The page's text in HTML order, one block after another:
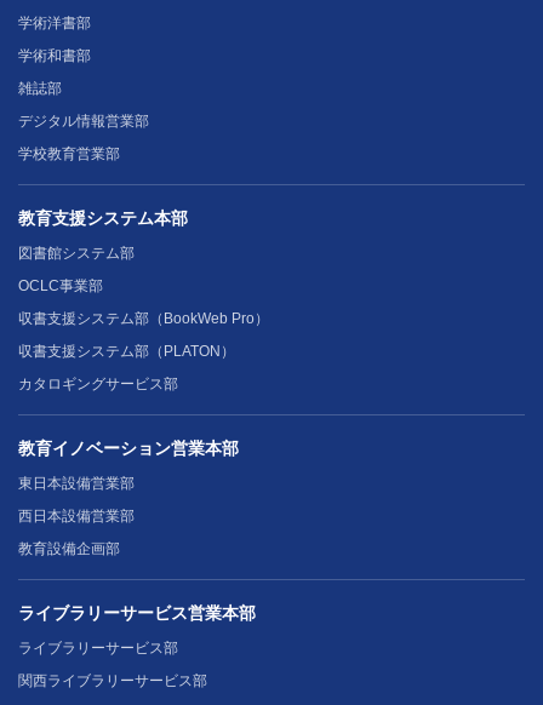
学術洋書部
学術和書部
雑誌部
デジタル情報営業部
学校教育営業部
教育支援システム本部
図書館システム部
OCLC事業部
収書支援システム部（BookWeb Pro）
収書支援システム部（PLATON）
カタロギングサービス部
教育イノベーション営業本部
東日本設備営業部
西日本設備営業部
教育設備企画部
ライブラリーサービス営業本部
ライブラリーサービス部
関西ライブラリーサービス部